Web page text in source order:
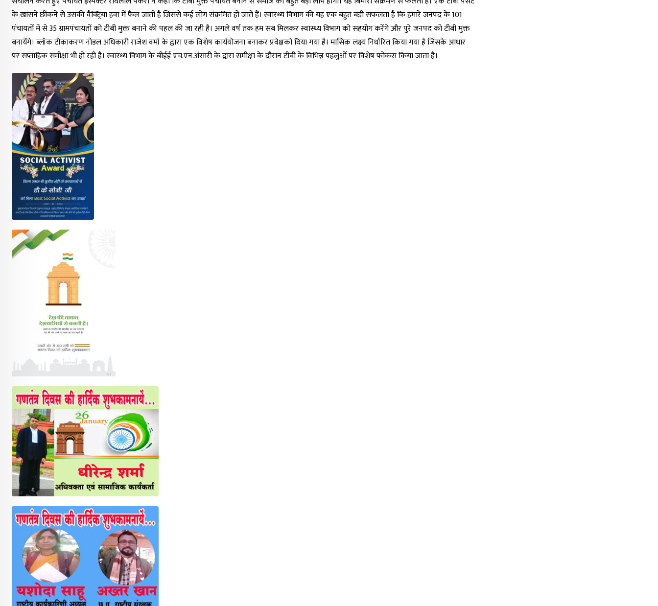
के खांसने छींकने से उसकी वैक्ट्रिया हवा में फैल जाती है जिससे कई लोग संक्रमित हो जातें हैं। स्वास्थ्य विभाग की यह एक बहुत बड़ी सफलता है कि हमारे जनपद के 101
पंचायतों में से 35 ग्रामपंचायतों को टीबी मुक्त बनाने की पहल की जा रही है। अगले वर्ष तक हम सब मिलकर स्वास्थ्य विभाग को सहयोग करेंगे और पुरे जनपद को टीबी मुक्त
बनायेंगे। ब्लॉक टीकाकरण नोडल अधिकारी राजेश वर्मा के द्वारा एक विशेष कार्ययोजना बनाकर प्रवेक्षकों दिया गया है। मासिक लक्ष्य निर्धारित किया गया है जिसके आधार
पर सप्ताहिक समीक्षा भी हो रही है। स्वास्थ्य विभाग के बीईई एच.एन.अंसारी के द्वारा समीक्षा के दौरान टीबी के विभिन्न पहलुओं पर विशेष फोकस किया जाता है।